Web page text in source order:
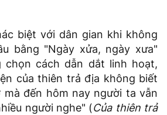
biệt với dân gian khi không
bằng "Ngày xửa, ngày xưa"
chọn cách dẫn dắt linh hoạt,
của thiên trả địa không biết
đến hôm nay người ta vẫn
người nghe" (Của thiên trả